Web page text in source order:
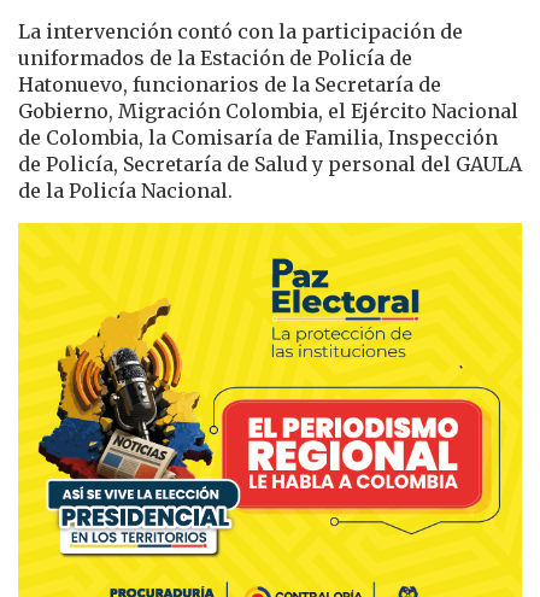
La intervención contó con la participación de
uniformados de la Estación de Policía de
Hatonuevo, funcionarios de la Secretaría de
Gobierno, Migración Colombia, el Ejército Nacional
de Colombia, la Comisaría de Familia, Inspección
de Policía, Secretaría de Salud y personal del GAULA
de la Policía Nacional.